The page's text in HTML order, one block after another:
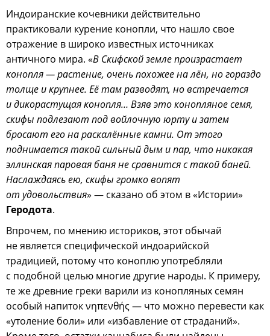
Индоиранские кочевники действительно
практиковали курение конопли, что нашло свое
отражение в широко известных источниках
античного мира. «В Скифской земле произрастает
конопля — растение, очень похожее на лён, но гораздо
толще и крупнее. Её там разводят, но встречается
и дикорастущая конопля… Взяв это конопляное семя,
скифы подлезают под войлочную юрту и затем
бросают его на раскалённые камни. От этого
поднимается такой сильный дым и пар, что никакая
эллинская паровая баня не сравнится с такой баней.
Наслаждаясь ею, скифы громко вопят
от удовольствия» — сказано об этом в «Истории»
Геродота.
Впрочем, по мнению историков, этот обычай
не является специфической индоарийской
традицией, потому что коноплю употребляли
с подобной целью многие другие народы. К примеру,
те же древние греки варили из конопляных семян
особый напиток νηπενθής — что можно перевести как
«утоление боли» или «избавление от страданий».